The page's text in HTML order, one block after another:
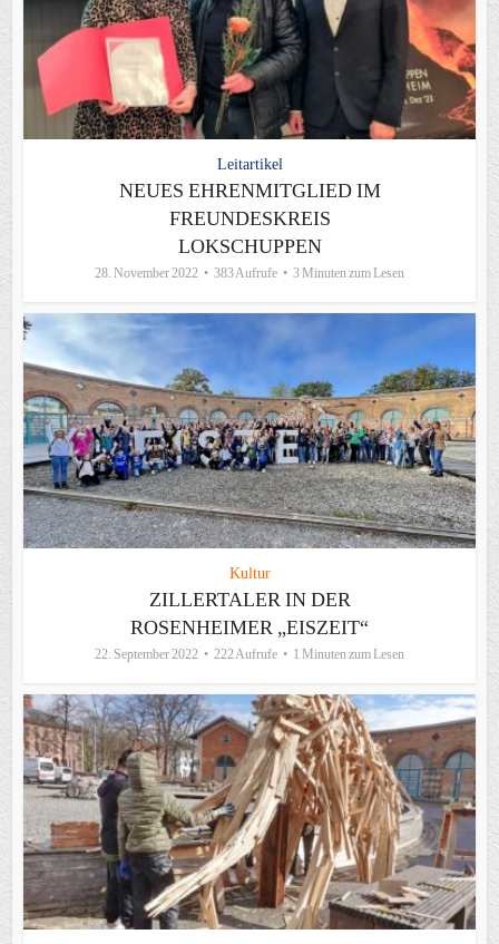
Leitartikel
NEUES EHRENMITGLIED IM
FREUNDESKREIS
LOKSCHUPPEN
28. November 2022 383 Aufrufe 3 Minuten zum Lesen
Kultur
ZILLERTALER IN DER
ROSENHEIMER „EISZEIT“
22. September 2022 222 Aufrufe 1 Minuten zum Lesen